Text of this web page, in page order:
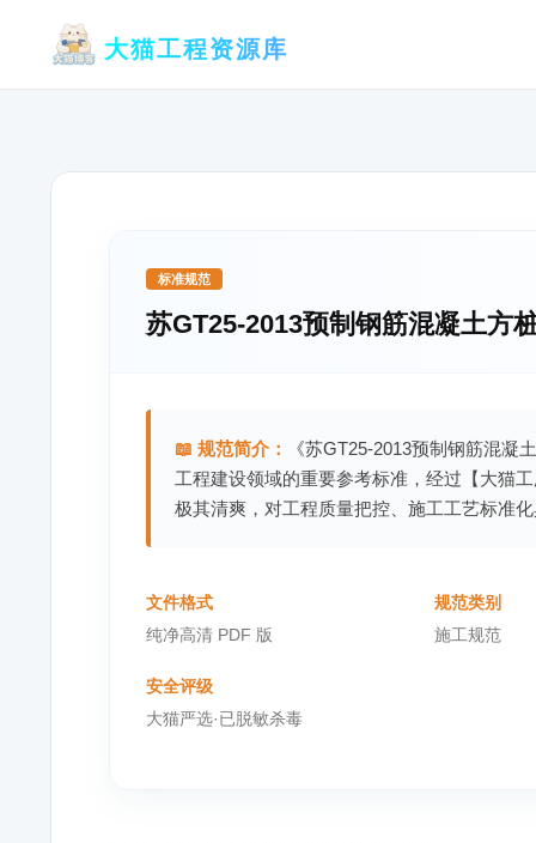
大猫工程资源库
标准规范
苏GT25-2013预制钢筋混凝土方
📖 规范简介：
《苏GT25-2013预制钢筋混凝
工程建设领域的重要参考标准，经过【大猫
极其清爽，对工程质量把控、施工工艺标准
文件格式
纯净高清 PDF 版
规范类别
施工规范
安全评级
大猫严选·已脱敏杀毒